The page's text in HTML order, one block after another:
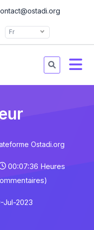
Fr
Ostadi.org
00:07:36 Heures
Jul-2023